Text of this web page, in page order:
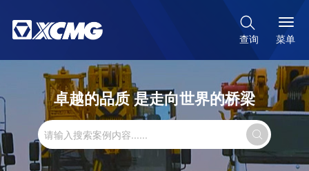

查询 菜单
卓越的品质 是走向世界的桥梁
